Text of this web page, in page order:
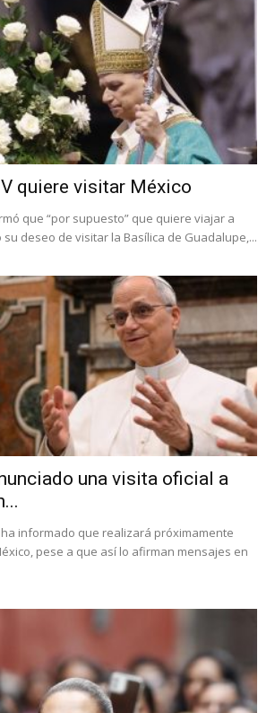
quiere visitar México
que “por supuesto” que quiere viajar a
su deseo de visitar la Basílica de Guadalupe,...
una visita oficial a
ha informado que realizará próximamente
pese a que así lo afirman mensajes en